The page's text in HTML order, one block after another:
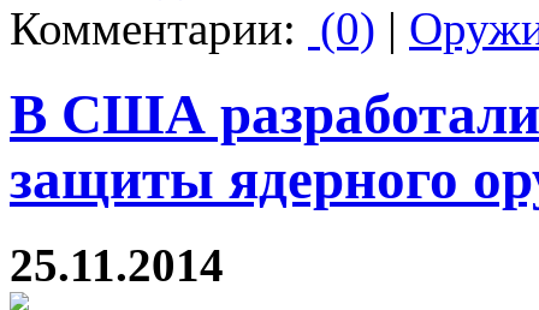
Комментарии: (0) |
В США
защиты ядерного
25.11.2014